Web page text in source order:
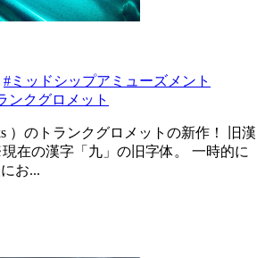
#ミッドシップアミューズメント
ンクグロメット
）のトランクグロメットの新作！ 旧漢
在の漢字「九」の旧字体。 一時的に
お...